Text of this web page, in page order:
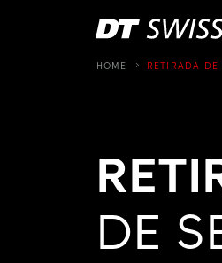
HOME RETIRADA
DE